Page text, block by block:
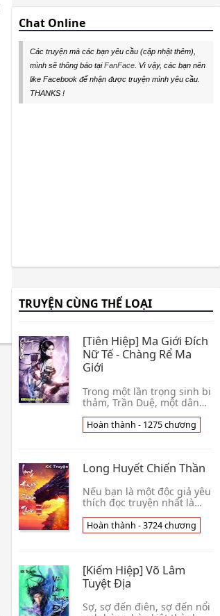
Chat Online
Các truyện mà các bạn yêu cầu (cập nhật thêm),
mình sẽ thông báo tạiFanFace . Vì vậy, các bạn nên
like Facebook để nhận được truyện mình yêu cầu.
THANKS !
TRUYỆN CÙNG THỂ LOẠI
[Tiên Hiệp] Ma Giới Đích
Nữ Tế - Chàng Rể Ma
Giới
Trong một lần trọng sinh bi
thảm, Trần Duệ, một dân
nhân loại rơi vào ma giới,
khắp nơi đều là ma tộc
cao ngạo, nguyên tố quân
tận địch nhân, có Tình
trạng :[Hoàn thành - 1275]
Đàn Nhóm dịch : Sắc Ma
Quân Đoàn Tải về đọc
Hoàn thành - 1275 chương
Long Huyết Chiến Thần
Nếu bạn là một độc giả yêu
thích đọc truyện nhất là
xoay quanh những điều bí
ẩn, những câu chuyện đầy
vọng với truyện mới được
giớ
Hoàn thành - 3724 chương
[Kiếm Hiệp] Võ Lâm
Tuyệt Địa
Sợ, sợ đến điên, sợ đến nổi